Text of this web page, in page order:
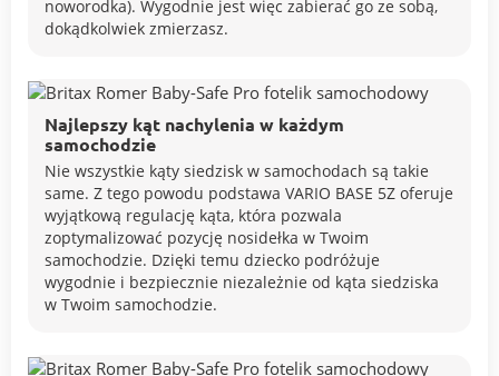
noworodka). Wygodnie jest więc zabierać go ze sobą,
dokądkolwiek zmierzasz.
Najlepszy kąt nachylenia w każdym
samochodzie
Nie wszystkie kąty siedzisk w samochodach są takie
same. Z tego powodu podstawa VARIO BASE 5Z oferuje
wyjątkową regulację kąta, która pozwala
zoptymalizować pozycję nosidełka w Twoim
samochodzie. Dzięki temu dziecko podróżuje
wygodnie i bezpiecznie niezależnie od kąta siedziska
w Twoim samochodzie.